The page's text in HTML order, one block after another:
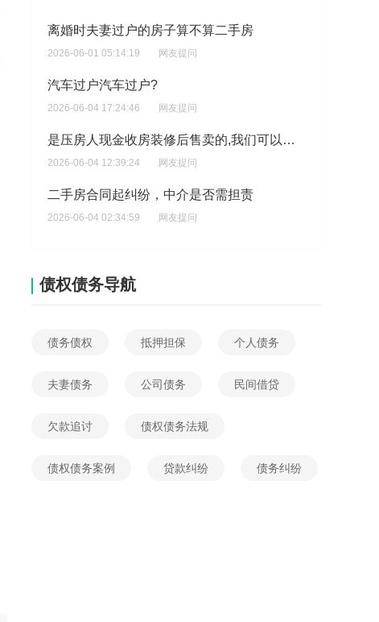
致认可。
离婚时夫妻过户的房子算不算二手房
2026-06-01 05:14:19 网友提问
汽车过户汽车过户?
2026-06-04 17:24:46 网友提问
是压房人现金收房装修后售卖的,我们可以申请退房么?
2026-06-04 12:39:24 网友提问
二手房合同起纠纷，中介是否需担责
2026-06-04 02:34:59 网友提问
过户二手房需要哪些手续？
2026-06-03 03:24:50 网友提问
想了解，没有取得土地使用权是否可以转让?
债权债务导航
债务债权 抵押担保 个人债务
夫妻债务 公司债务 民间借贷
欠款追讨 债权债务法规
债权债务案例 贷款纠纷 债务纠纷